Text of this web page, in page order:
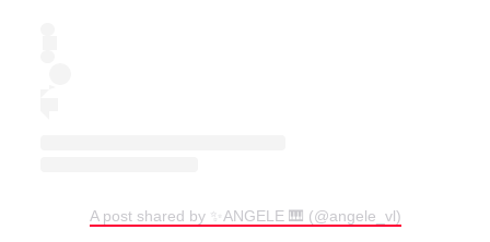
A post shared by ✨ANGELE 🎹 (@angele_vl)